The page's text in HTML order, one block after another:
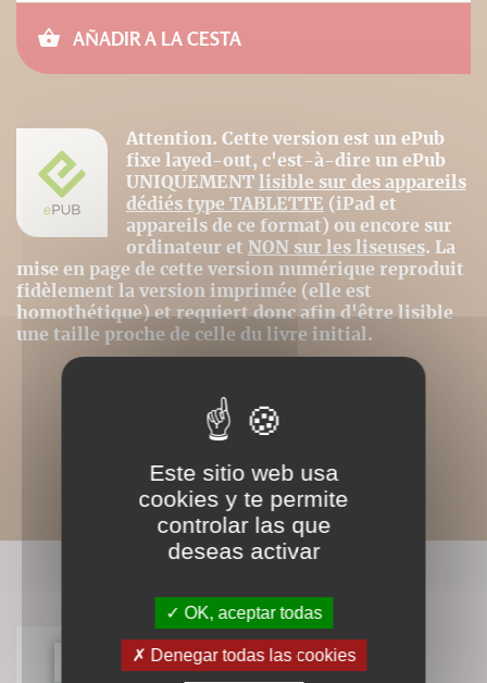
AÑADIR A LA CESTA
Attention. Cette version est un ePub
fixe layed-out, c'est-à-dire un ePub
UNIQUEMENTlisible sur des appareils
dédiés type TABLETTE (iPad et
appareils de ce format) ou encore sur
ordinateur et NON sur les liseuses. La
mise en page de cette version numérique reproduit
fidèlement la version imprimée (elle est
homothétique) et requiert donc afin d'être lisible
une taille proche de celle du livre initial.
Este sitio web usa
cookies y te permite
controlar las que
deseas activar
OK, aceptar todas
Denegar todas las cookies